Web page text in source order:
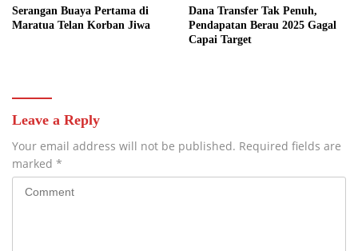
Serangan Buaya Pertama di
Maratua Telan Korban Jiwa
Dana Transfer Tak Penuh,
Pendapatan Berau 2025 Gagal
Capai Target
Leave a Reply
Your email address will not be published. Required fields are
marked *